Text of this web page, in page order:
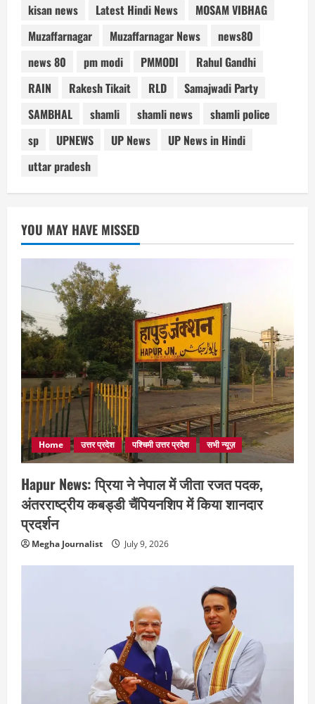
kisan news
Latest Hindi News
MOSAM VIBHAG
Muzaffarnagar
Muzaffarnagar News
news80
news 80
pm modi PMMODI
Rahul Gandhi
RAIN
Rakesh Tikait RLD
Samajwadi Party
SAMBHAL
shamli shamli news
shamli police
sp
UPNEWS UP News
UP News in Hindi
uttar pradesh
YOU MAY HAVE MISSED
Home उत्तर प्रदेश पश्चिमी उत्तर प्रदेश सभी न्यूज़
Hapur News: प्रिया ने नेपाल में जीता रजत पदक,
अंतरराष्ट्रीय कबड्डी चैंपियनशिप में किया शानदार
प्रदर्शन
Megha Journalist July 9, 2026